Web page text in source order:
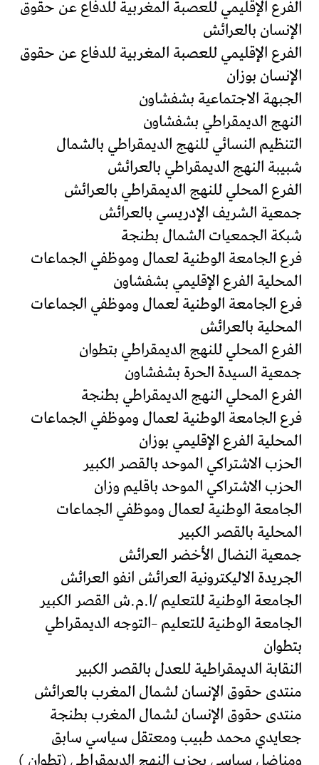
الفرع الإقليمي للعصبة المغربية للدفاع عن حقوق
الإنسان بالعرائش
الفرع الإقليمي للعصبة المغربية للدفاع عن حقوق
الإنسان بوزان
الجبهة الاجتماعية بشفشاون
النهج الديمقراطي بشفشاون
التنظيم النسائي للنهج الديمقراطي بالشمال
شبيبة النهج الديمقراطي بالعرائش
الفرع المحلي للنهج الديمقراطي بالعرائش
جمعية الشريف الإدريسي بالعرائش
شبكة الجمعيات الشمال بطنجة
فرع الجامعة الوطنية لعمال وموظفي الجماعات
المحلية الفرع الإقليمي بشفشاون
فرع الجامعة الوطنية لعمال وموظفي الجماعات
المحلية بالعرائش
الفرع المحلي للنهج الديمقراطي بتطوان
جمعية السيدة الحرة بشفشاون
الفرع المحلي النهج الديمقراطي بطنجة
فرع الجامعة الوطنية لعمال وموظفي الجماعات
المحلية الفرع الإقليمي بوزان
الحزب الاشتراكي الموحد بالقصر الكبير
الحزب الاشتراكي الموحد باقليم وزان
الجامعة الوطنية لعمال وموظفي الجماعات
المحلية بالقصر الكبير
جمعية النضال الأخضر العرائش
الجريدة الاليكترونية العرائش انفو العرائش
الجامعة الوطنية للتعليم /ا.م.ش القصر الكبير
الجامعة الوطنية للتعليم –التوجه الديمقراطي
بتطوان
النقابة الديمقراطية للعدل بالقصر الكبير
منتدى حقوق الإنسان لشمال المغرب بالعرائش
منتدى حقوق الإنسان لشمال المغرب بطنجة
جعايدي محمد طبيب ومعتقل سياسي سابق